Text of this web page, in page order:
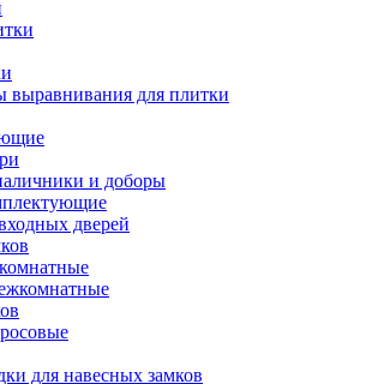
выравнивания для плитки
и доборы
дверей
для навесных замков